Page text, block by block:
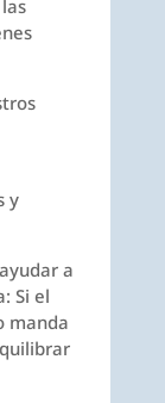
y
a
Si el
manda